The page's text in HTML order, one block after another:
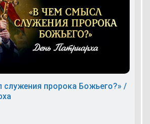
пророка Божьего?» /